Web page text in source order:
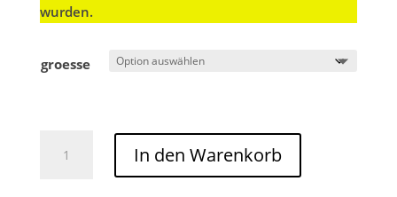
wurden.
groesse
Stereo
In den Warenkorb